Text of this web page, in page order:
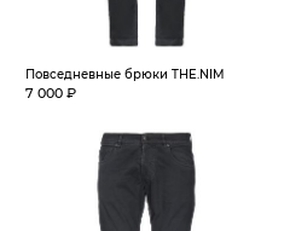
Повседневные брюки THE.NIM
7 000 ₽